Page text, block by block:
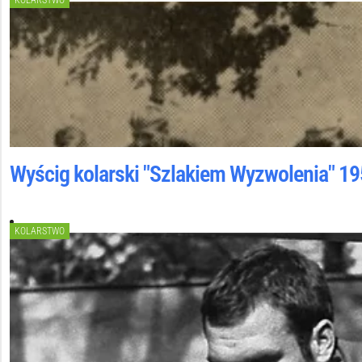
Wyścig kolarski "Szlakiem Wyzwolenia"
KOLARSTWO